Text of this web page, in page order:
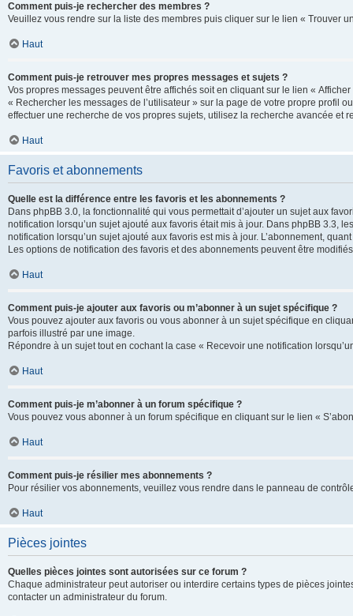
Comment puis-je rechercher des membres ?
Veuillez vous rendre sur la liste des membres puis cliquer sur le lien « Trouver
Haut
Comment puis-je retrouver mes propres messages et sujets ?
Vos propres messages peuvent être affichés soit en cliquant sur le lien «
« Rechercher les messages de l’utilisateur » sur la page de votre propre profil
effectuer une recherche de vos propres sujets, utilisez la recherche avancée
Haut
Favoris et abonnements
Quelle est la différence entre les favoris et les abonnements ?
Dans phpBB 3.0, la fonctionnalité qui vous permettait d’ajouter un sujet aux
notification lorsqu’un sujet ajouté aux favoris était mis à jour. Dans phpBB 3.3,
notification lorsqu’un sujet ajouté aux favoris est mis à jour. L’abonnement,
Les options de notification des favoris et des abonnements peuvent être
Haut
Comment puis-je ajouter aux favoris ou m’abonner à un sujet spécifique ?
Vous pouvez ajouter aux favoris ou vous abonner à un sujet spécifique en
parfois illustré par une image.
Répondre à un sujet tout en cochant la case « Recevoir une notification
Haut
Comment puis-je m’abonner à un forum spécifique ?
Vous pouvez vous abonner à un forum spécifique en cliquant sur le lien «
Haut
Comment puis-je résilier mes abonnements ?
Pour résilier vos abonnements, veuillez vous rendre dans le panneau de
Haut
Pièces jointes
Quelles pièces jointes sont autorisées sur ce forum ?
Chaque administrateur peut autoriser ou interdire certains types de pièces
contacter un administrateur du forum.